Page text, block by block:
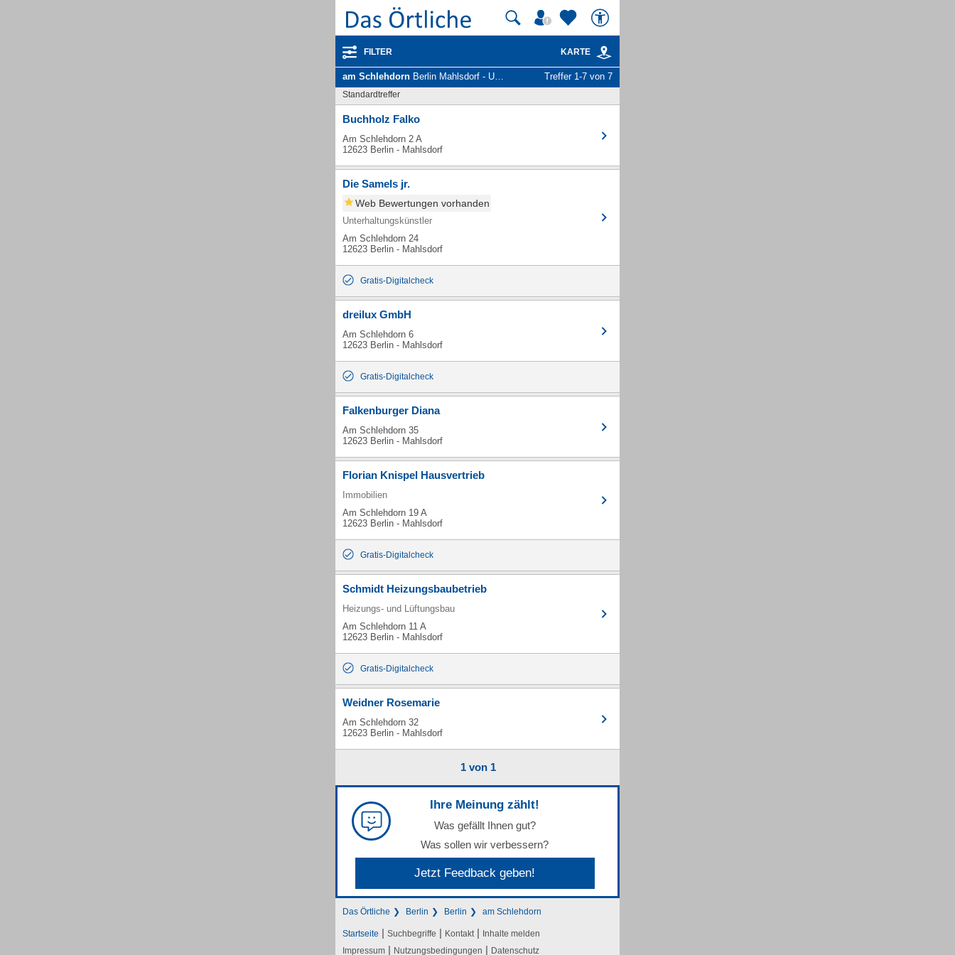
FILTER KARTE
am Schlehdorn Berlin Mahlsdorf - Unternehmen und Personen Treffer 1-7 von 7
Standardtreffer
Buchholz Falko
Am Schlehdorn 2 A
12623 Berlin - Mahlsdorf
Die Samels jr.
Web Bewertungen vorhanden
Unterhaltungskünstler
Am Schlehdorn 24
12623 Berlin - Mahlsdorf
Gratis-Digitalcheck
dreilux GmbH
Am Schlehdorn 6
12623 Berlin - Mahlsdorf
Gratis-Digitalcheck
Falkenburger Diana
Am Schlehdorn 35
12623 Berlin - Mahlsdorf
Florian Knispel Hausvertrieb
Immobilien
Am Schlehdorn 19 A
12623 Berlin - Mahlsdorf
Gratis-Digitalcheck
Schmidt Heizungsbaubetrieb
Heizungs- und Lüftungsbau
Am Schlehdorn 11 A
12623 Berlin - Mahlsdorf
Gratis-Digitalcheck
Weidner Rosemarie
Am Schlehdorn 32
12623 Berlin - Mahlsdorf
1 von 1
Ihre Meinung zählt!
Was gefällt Ihnen gut?
Was sollen wir verbessern?
Jetzt Feedback geben!
Das Örtliche Berlin Berlin am Schlehdorn
Startseite | Suchbegriffe | Kontakt | Inhalte melden
Impressum | Nutzungsbedingungen | Datenschutz